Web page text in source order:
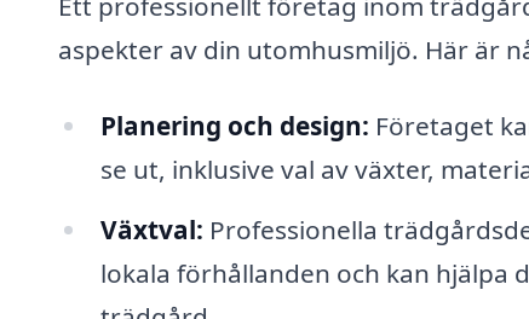
aspekter av din utomhusmiljö. Här är
Planering och design: Företaget
se ut, inklusive val av växter,
Växtval: Professionella
lokala förhållanden och kan hjälpa